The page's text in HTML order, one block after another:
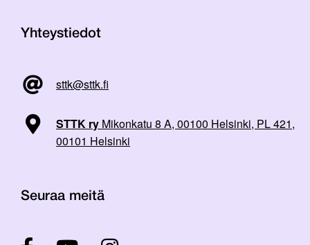
Yhteystiedot
sttk@sttk.fi
STTK ry Mikonkatu 8 A, 00100 Helsinki, PL 421,
00101 Helsinki
Seuraa meitä